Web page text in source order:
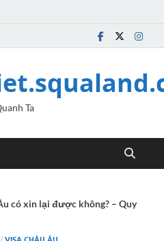
Ta
có xin lại được không? – Quy